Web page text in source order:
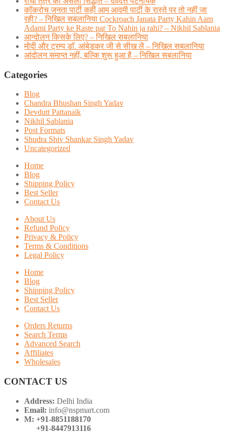
कॉकरोच जनता पार्टी कहीं आम आदमी पार्टी के रास्ते पर तो नहीं जा
रही? – निखिल सबलानिया Cockroach Janata Party Kahin Aam
Adami Party ke Raste par To Nahin ja rahi? – Nikhil Sablania
आन्दोलन किसके लिए? – निखिल सबलानिया
मोदी और ट्रम्प डाॅ. आंबेडकर जी से सीख लें – निखिल सबलानिया
आंदोलन समाप्त नहीं, बल्कि शुरू हुआ है – निखिल सबलानिया
Categories
Blog
Chandra Bhushan Singh Yadav
Devdutt Pattanaik
Nikhil Sablania
Post Formats
Shudra Shiv Shankar Singh Yadav
Uncategorized
Home
Blog
Shipping Policy
Best Seller
Contact Us
About Us
Refund Policy
Privacy & Policy
Terms & Conditions
Legal Policy
Home
Blog
Shipping Policy
Best Seller
Contact Us
Orders Returns
Search Terms
Advanced Search
Affiliates
Wholesales
CONTACT US
Address: Delhi India
Email: info@nspmart.com
M: +91-8851188170
+91-8447913116